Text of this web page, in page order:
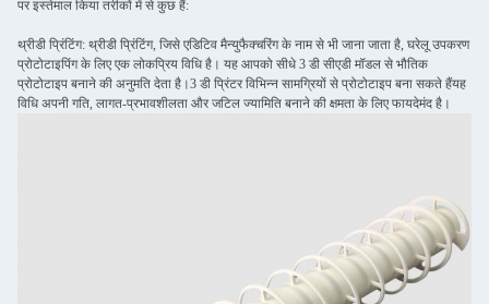
पर इस्तेमाल किया तरीकों में से कुछ हैं:
थ्रीडी प्रिंटिंग: थ्रीडी प्रिंटिंग, जिसे एडिटिव मैन्युफैक्चरिंग के नाम से भी जाना जाता है, घरेलू उपकरण
प्रोटोटाइपिंग के लिए एक लोकप्रिय विधि है। यह आपको सीधे 3 डी सीएडी मॉडल से भौतिक
प्रोटोटाइप बनाने की अनुमति देता है।3 डी प्रिंटर विभिन्न सामग्रियों से प्रोटोटाइप बना सकते हैंयह
विधि अपनी गति, लागत-प्रभावशीलता और जटिल ज्यामिति बनाने की क्षमता के लिए फायदेमंद है।